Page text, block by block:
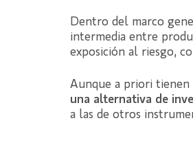
Dentro del marco
intermedia entre
exposición al riesgo,
Aunque a priori tienen
una alternativa de
a las de otros